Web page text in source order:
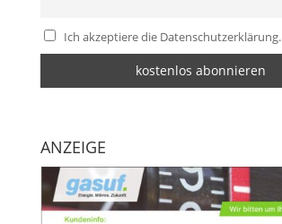
Ich akzeptiere die Datenschutzerklärung.
ANZEIGE